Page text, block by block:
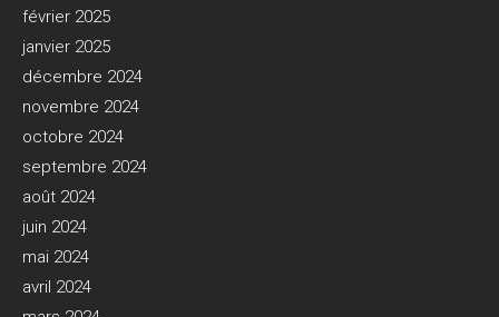
février 2025
janvier 2025
décembre 2024
novembre 2024
octobre 2024
septembre 2024
août 2024
juin 2024
mai 2024
avril 2024